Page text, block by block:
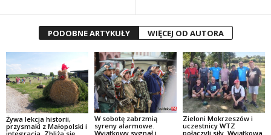
PODOBNE ARTYKUŁY WIĘCEJ OD AUTORA
Żywa lekcja historii,
przysmaki z Małopolski i
W sobotę zabrzmią
syreny alarmowe.
Wyjątkowy sygnał i
Zieloni Mokrzeszów i
uczestnicy WTZ
połączyli siły. Wyjątkowa